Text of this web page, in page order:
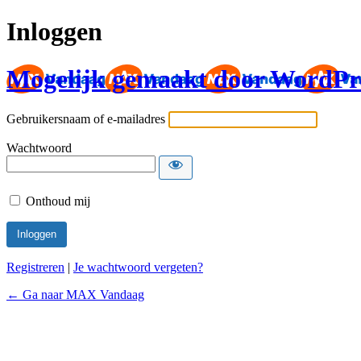
Inloggen
Mogelijk gemaakt door
Gebruikersnaam of e-mailadres
Wachtwoord
Onthoud mij
Registreren | Je wachtwoord vergeten?
← Ga naar MAX Vandaag